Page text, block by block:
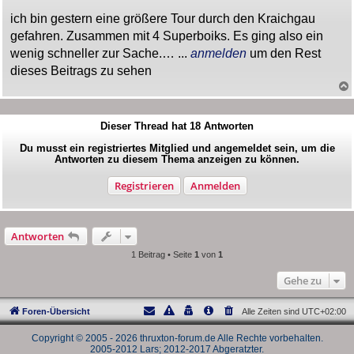
g
ich bin gestern eine größere Tour durch den Kraichgau
gefahren. Zusammen mit 4 Superboiks. Es ging also ein
wenig schneller zur Sache.… ... anmelden um den Rest
dieses Beitrags zu sehen
Dieser Thread hat 18 Antworten
Du musst ein registriertes Mitglied und angemeldet sein, um die
Antworten zu diesem Thema anzeigen zu können.
Registrieren Anmelden
Antworten
1 Beitrag • Seite 1 von 1
Gehe zu
Foren-Übersicht Alle Zeiten sind UTC+02:00
Copyright © 2005 - 2026 thruxton-forum.de Alle Rechte vorbehalten.
2005-2012 Lars; 2012-2017 Abgeratzter.